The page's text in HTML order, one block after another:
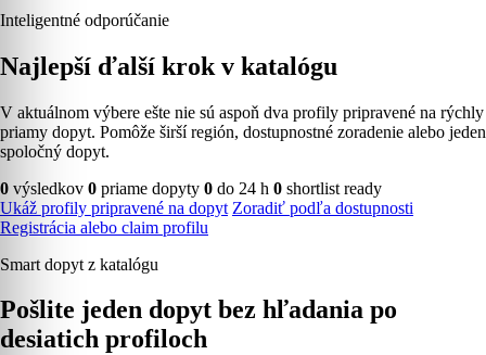
Inteligentné odporúčanie
Najlepší ďalší krok v katalógu
V aktuálnom výbere ešte nie sú aspoň dva profily pripravené na rýchly
priamy dopyt. Pomôže širší región, dostupnostné zoradenie alebo jeden
spoločný dopyt.
0 výsledkov 0 priame dopyty 0 do 24 h 0 shortlist ready
Ukáž profily pripravené na dopyt Zoradiť podľa dostupnosti
Registrácia alebo claim profilu
Smart dopyt z katalógu
Pošlite jeden dopyt bez hľadania po
desiatich profiloch